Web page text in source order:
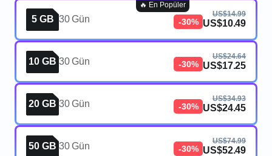
5 GB 30 Gün -30%
US$14.99
US$10.49
🔥 En Popüler
10 GB 30 Gün -30%
US$24.64
US$17.25
20 GB 30 Gün -30%
US$34.93
US$24.45
50 GB 30 Gün -30%
US$74.99
US$52.49